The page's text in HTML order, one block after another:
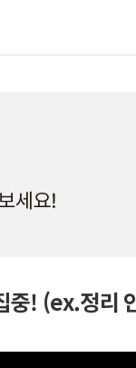
중! (ex.정리